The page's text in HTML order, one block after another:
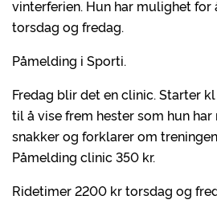
vinterferien. Hun har mulighet
torsdag og fredag.
Påmelding i Sporti.
Fredag blir det en clinic. Starter
til å vise frem hester som hun har
snakker og forklarer om
Påmelding clinic 350 kr.
Ridetimer 2200 kr torsdag og